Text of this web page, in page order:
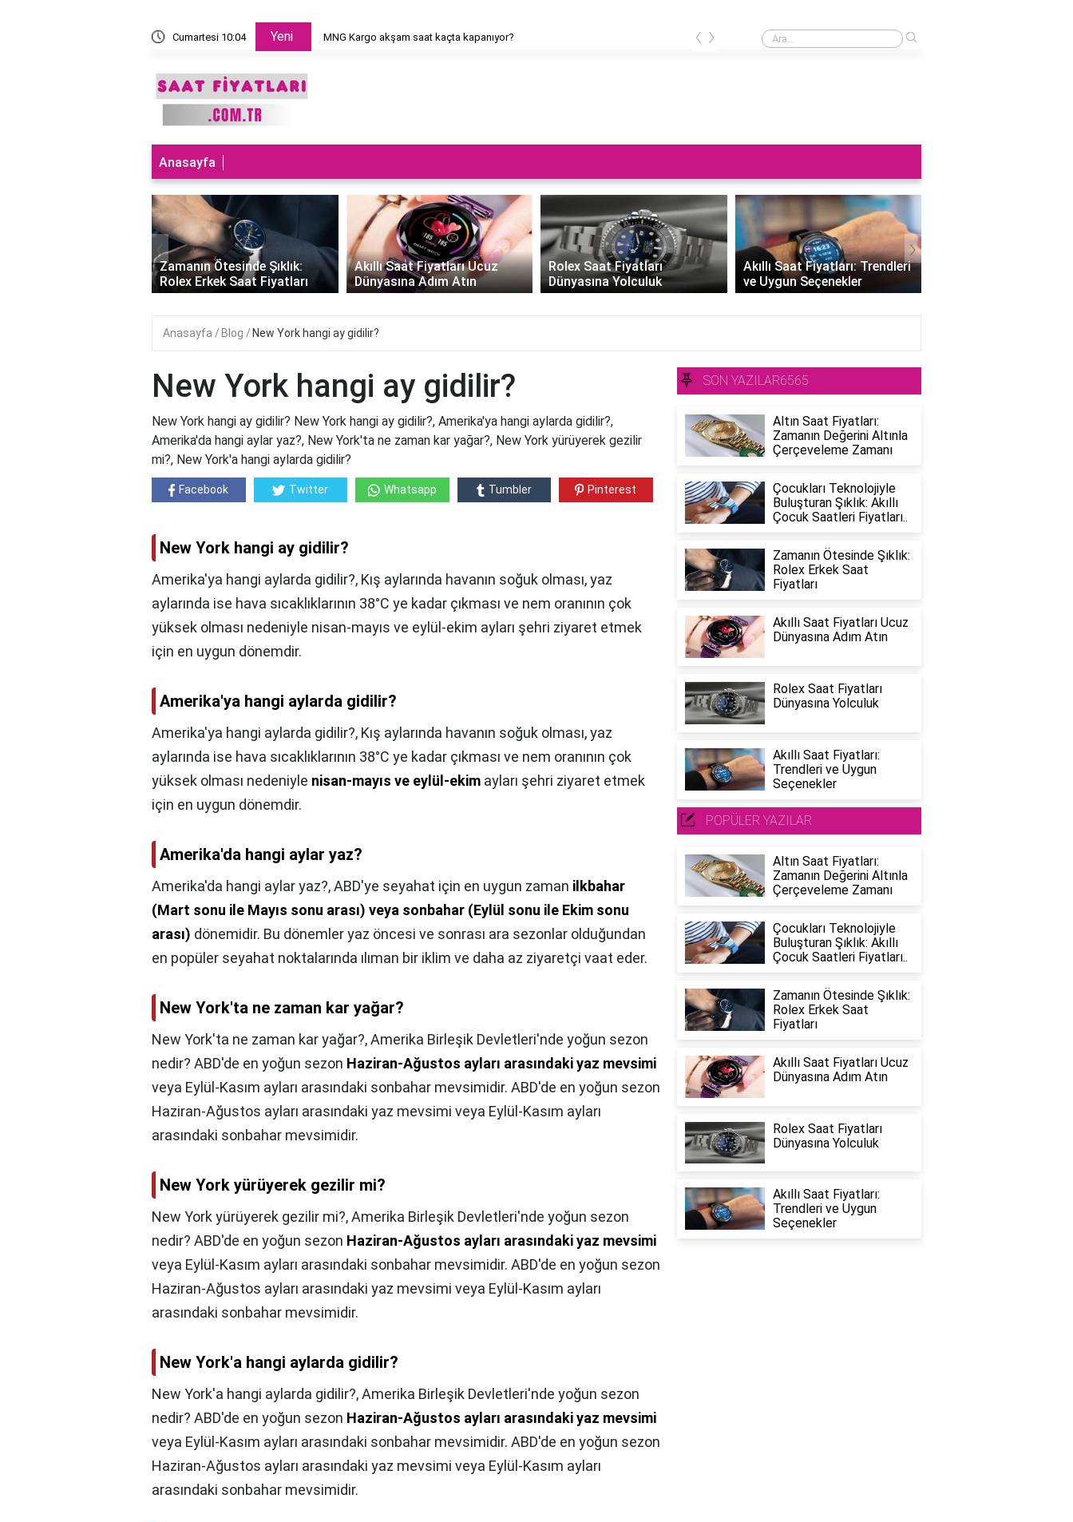
Cumartesi 10:04 Yeni MNG Kargo akşam saat kaçta kapanıyor? Saat neden sağa takılmaz?
‹ ›
Anasayfa
Zamanın Ötesinde Şıklık:
Rolex Erkek Saat Fiyatları
Akıllı Saat Fiyatları Ucuz
Dünyasına Adım Atın
Rolex Saat Fiyatları
Dünyasına Yolculuk
Akıllı Saat Fiyatları: Trendleri
ve Uygun Seçenekler
‹ ›
Anasayfa Blog New York hangi ay gidilir?
New York hangi ay gidilir?
New York hangi ay gidilir? New York hangi ay gidilir?, Amerika'ya hangi aylarda gidilir?,
Amerika'da hangi aylar yaz?, New York'ta ne zaman kar yağar?, New York yürüyerek gezilir
mi?, New York'a hangi aylarda gidilir?
Facebook Twitter Whatsapp Tumbler Pinterest
New York hangi ay gidilir?
Amerika'ya hangi aylarda gidilir?, Kış aylarında havanın soğuk olması, yaz
aylarında ise hava sıcaklıklarının 38°C ye kadar çıkması ve nem oranının çok
yüksek olması nedeniyle nisan-mayıs ve eylül-ekim ayları şehri ziyaret etmek
için en uygun dönemdir.
Amerika'ya hangi aylarda gidilir?
Amerika'ya hangi aylarda gidilir?, Kış aylarında havanın soğuk olması, yaz
aylarında ise hava sıcaklıklarının 38°C ye kadar çıkması ve nem oranının çok
yüksek olması nedeniyle nisan-mayıs ve eylül-ekim ayları şehri ziyaret etmek
için en uygun dönemdir.
Amerika'da hangi aylar yaz?
Amerika'da hangi aylar yaz?,ABD'ye seyahat için en uygun zaman ilkbahar
(Mart sonu ile Mayıs sonu arası) veya sonbahar (Eylül sonu ile Ekim sonu
arası) dönemidir. Bu dönemler yaz öncesi ve sonrası ara sezonlar olduğundan
en popüler seyahat noktalarında ılıman bir iklim ve daha az ziyaretçi vaat eder.
New York'ta ne zaman kar yağar?
New York'ta ne zaman kar yağar?,Amerika Birleşik Devletleri'nde yoğun sezon
nedir? ABD'de en yoğun sezon Haziran-Ağustos ayları arasındaki yaz mevsimi
veya Eylül-Kasım ayları arasındaki sonbahar mevsimidir. ABD'de en yoğun sezon
Haziran-Ağustos ayları arasındaki yaz mevsimi veya Eylül-Kasım ayları
arasındaki sonbahar mevsimidir.
New York yürüyerek gezilir mi?
New York yürüyerek gezilir mi?,Amerika Birleşik Devletleri'nde yoğun sezon
nedir? ABD'de en yoğun sezon Haziran-Ağustos ayları arasındaki yaz mevsimi
veya Eylül-Kasım ayları arasındaki sonbahar mevsimidir. ABD'de en yoğun sezon
Haziran-Ağustos ayları arasındaki yaz mevsimi veya Eylül-Kasım ayları
arasındaki sonbahar mevsimidir.
New York'a hangi aylarda gidilir?
New York'a hangi aylarda gidilir?,Amerika Birleşik Devletleri'nde yoğun sezon
nedir? ABD'de en yoğun sezon Haziran-Ağustos ayları arasındaki yaz mevsimi
veya Eylül-Kasım ayları arasındaki sonbahar mevsimidir. ABD'de en yoğun sezon
Haziran-Ağustos ayları arasındaki yaz mevsimi veya Eylül-Kasım ayları
arasındaki sonbahar mevsimidir.
SON YAZILAR6565
Altın Saat Fiyatları:
Zamanın Değerini Altınla
Çerçeveleme Zamanı
Çocukları Teknolojiyle
Buluşturan Şıklık: Akıllı
Çocuk Saatleri Fiyatları..
Zamanın Ötesinde Şıklık:
Rolex Erkek Saat
Fiyatları
Akıllı Saat Fiyatları Ucuz
Dünyasına Adım Atın
Rolex Saat Fiyatları
Dünyasına Yolculuk
Akıllı Saat Fiyatları:
Trendleri ve Uygun
Seçenekler
POPÜLER YAZILAR
Altın Saat Fiyatları:
Zamanın Değerini Altınla
Çerçeveleme Zamanı
Çocukları Teknolojiyle
Buluşturan Şıklık: Akıllı
Çocuk Saatleri Fiyatları..
Zamanın Ötesinde Şıklık:
Rolex Erkek Saat
Fiyatları
Akıllı Saat Fiyatları Ucuz
Dünyasına Adım Atın
Rolex Saat Fiyatları
Dünyasına Yolculuk
Akıllı Saat Fiyatları:
Trendleri ve Uygun
Seçenekler